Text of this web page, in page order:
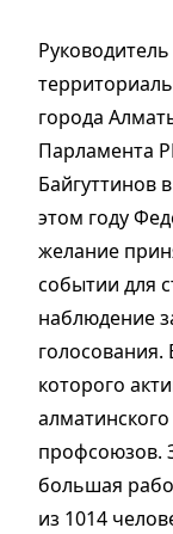
города
Парламента
Байгуттинов
этом году
желание
событии для
наблюдение
которого
профсоюзов.
большая
из 1014